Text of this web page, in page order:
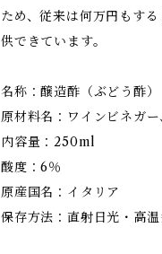
ため、従来は何万円もす
供できています。
名称：醸造酢（ぶどう酢）
原材料名：ワインビネガ
内容量：250ml
酸度：6％
原産国名：イタリア
保存方法：直射日光・高